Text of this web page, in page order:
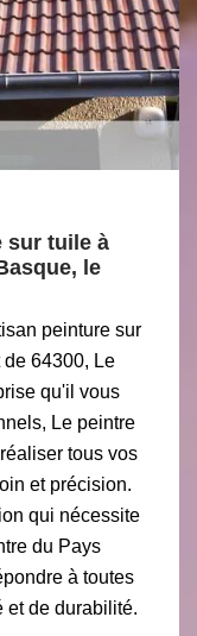
sur tuile à
le
peinture sur
64300, Le
qu'il vous
Le peintre
tous vos
et précision.
qui nécessite
du Pays
à toutes
et de durabilité.